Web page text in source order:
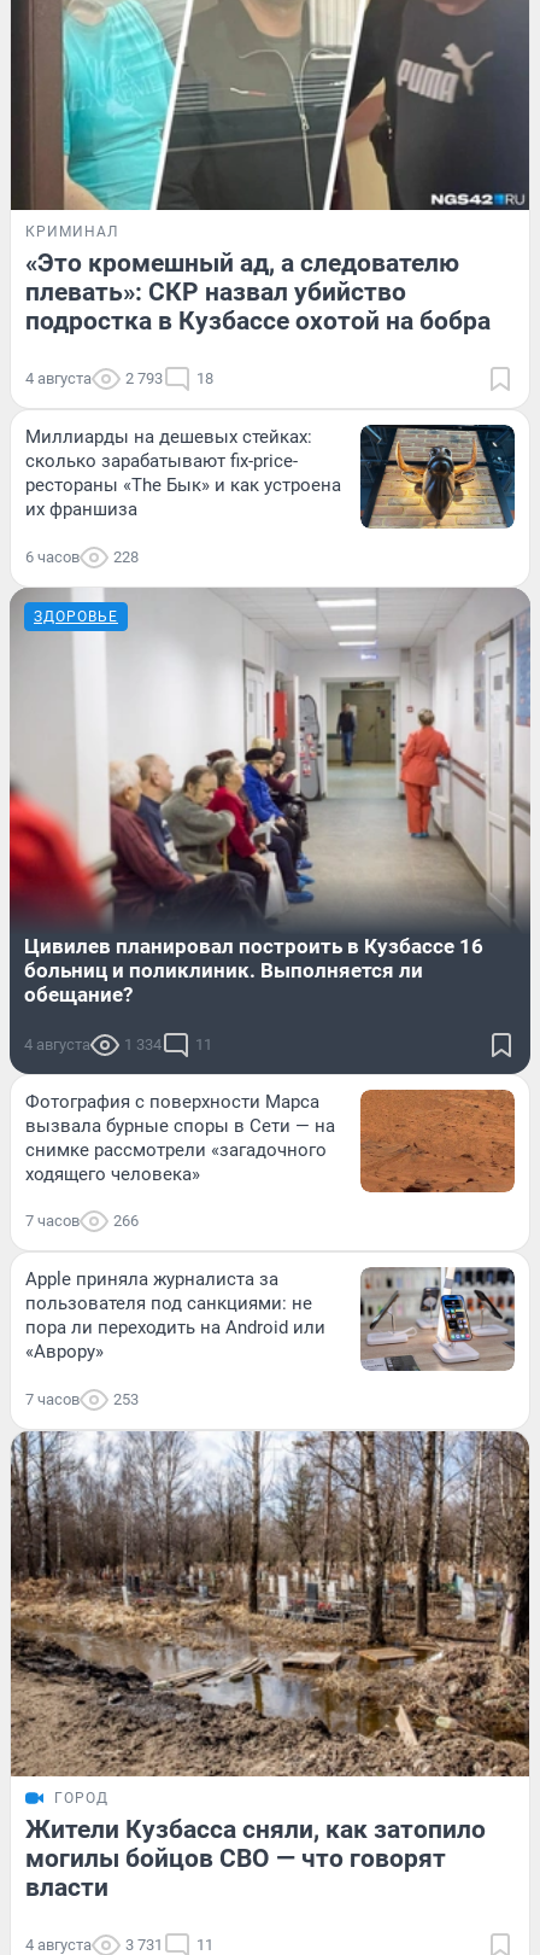
КРИМИНАЛ
«Это кромешный ад, а следователю
плевать»: СКР назвал убийство
подростка в Кузбассе охотой на бобра
4 августа 2 793 18
Миллиарды на дешевых стейках:
сколько зарабатывают fix-price-
рестораны «The Бык» и как устроена
их франшиза
6 часов 228
ЗДОРОВЬЕ
Цивилев планировал построить в Кузбассе 16
больниц и поликлиник. Выполняется ли
обещание?
4 августа 1 334 11
Фотография с поверхности Марса
вызвала бурные споры в Сети — на
снимке рассмотрели «загадочного
ходящего человека»
7 часов 266
Apple приняла журналиста за
пользователя под санкциями: не
пора ли переходить на Android или
«Аврору»
7 часов 253
ГОРОД
Жители Кузбасса сняли, как затопило
могилы бойцов СВО — что говорят
власти
4 августа 3 731 11